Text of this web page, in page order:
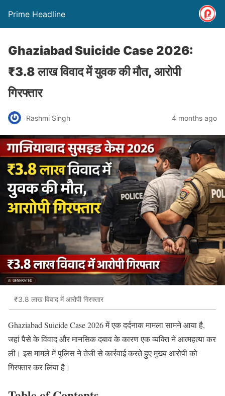
Prime Headline
Ghaziabad Suicide Case 2026:
₹3.8 लाख विवाद में युवक की मौत, आरोपी
गिरफ्तार
Rashmi Singh 4 months ago
₹3.8 लाख विवाद में आरोपी गिरफ्तार
Ghaziabad Suicide Case 2026 में एक दर्दनाक मामला सामने आया है,
जहां पैसे के विवाद और मानसिक दबाव के कारण एक व्यक्ति ने आत्महत्या कर
ली। इस मामले में पुलिस ने तेजी से कार्रवाई करते हुए मुख्य आरोपी को
गिरफ्तार कर लिया है।